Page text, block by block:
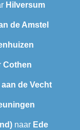
Hilversum
de Amstel
Cothen
de Vecht
naar Ede